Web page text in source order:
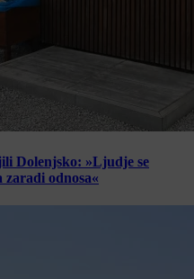
Dolenjsko: »Ljudje se
zaradi odnosa«